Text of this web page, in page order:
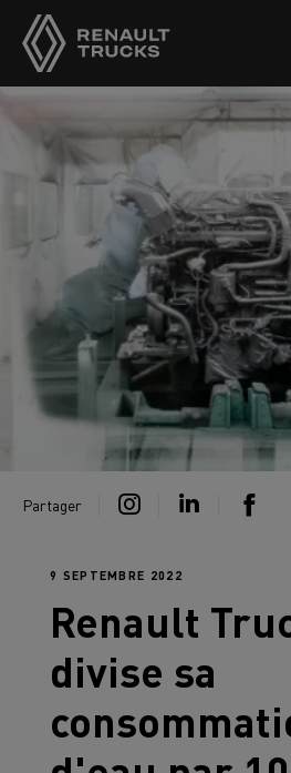
Partager
9 SEPTEMBRE 2022
Renault
divise sa